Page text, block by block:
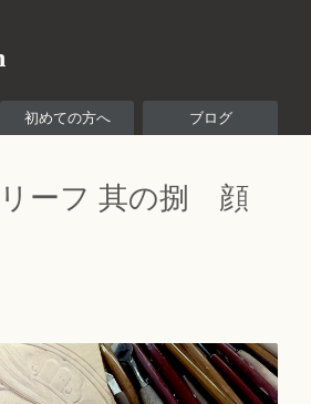
初めての方へ ブログ
ーフ 其の捌 顔